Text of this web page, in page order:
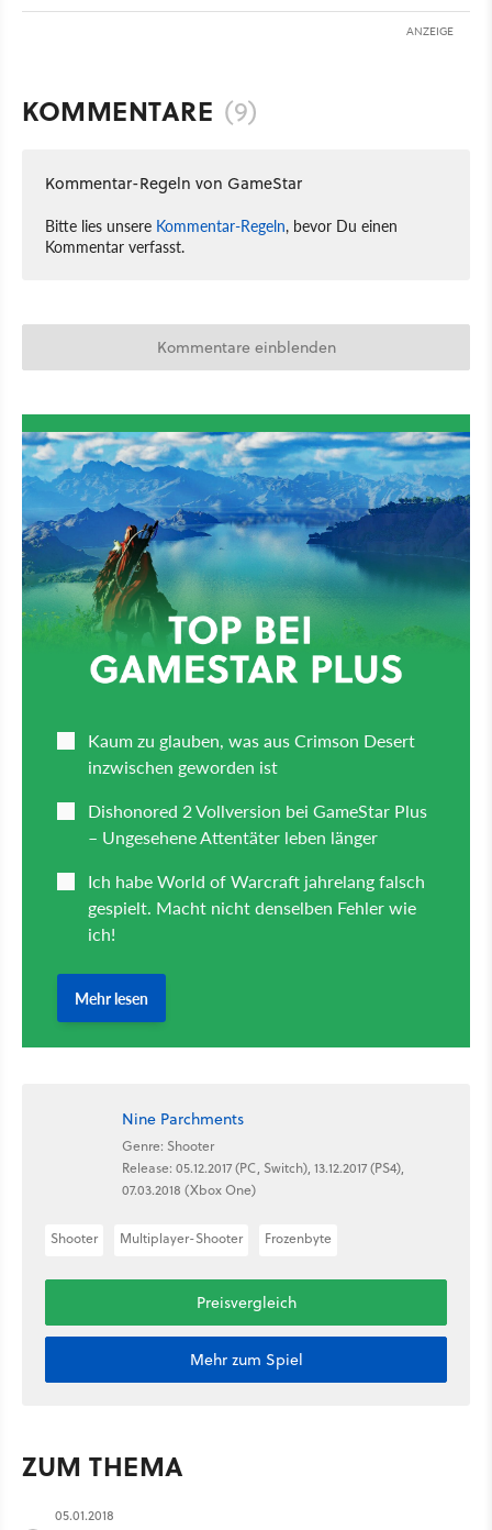
ANZEIGE
KOMMENTARE (9)
Kommentar-Regeln von GameStar
Bitte lies unsere Kommentar-Regeln, bevor Du einen
Kommentar verfasst.
Kommentare einblenden
Nine Parchments
Genre: Shooter
Release: 05.12.2017 (PC, Switch), 13.12.2017 (PS4),
07.03.2018 (Xbox One)
Shooter Multiplayer-Shooter Frozenbyte
Preisvergleich
Mehr zum Spiel
ZUM THEMA
05.01.2018